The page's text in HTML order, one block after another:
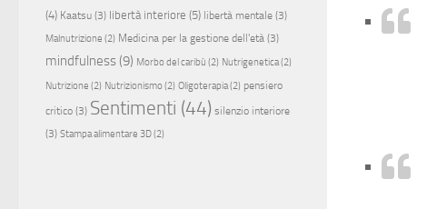
(4) Kaatsu (3) libertà interiore (5) libertà mentale (3)
Malnutrizione (2) Medicina per la gestione dell'età (3)
mindfulness (9) Morbo del caribù (2) Nutrigenetica(2)
Nutrizione (2) Nutrizionismo (2) Oligoterapia(2) pensiero
critico (3) Sentimenti (44) silenzio interiore
(3) Stampa alimentare 3D(2)